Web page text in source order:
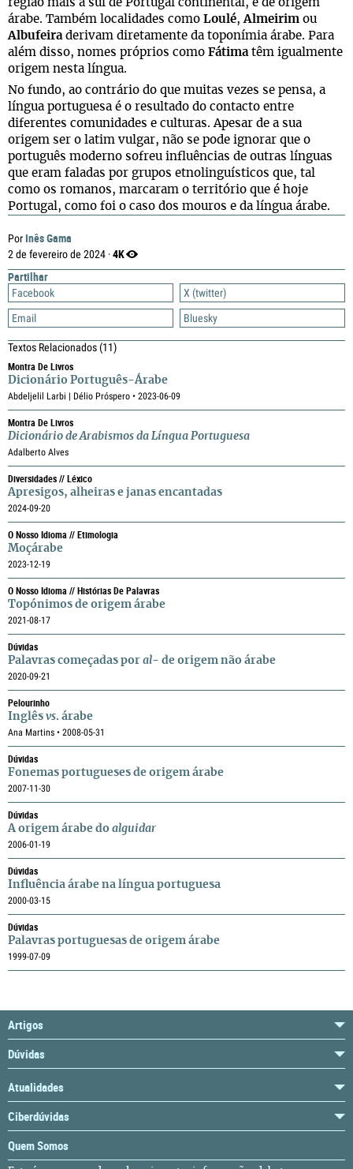
Por Inês Gama
2 de fevereiro de 2024 ·4K
Partilhar
Facebook
X (twitter)
Email
Bluesky
Textos Relacionados(11)
Montra De Livros
Dicionário Português-Árabe
Abdeljelil Larbi | Délio Próspero • 2023-06-09
Montra De Livros
Dicionário de Arabismos da Língua Portuguesa
Adalberto Alves
Diversidades // Léxico
Apresigos, alheiras e janas encantadas
2024-09-20
O Nosso Idioma // Etimologia
Moçárabe
2023-12-19
O Nosso Idioma // Histórias De Palavras
Topónimos de origem árabe
2021-08-17
Dúvidas
Palavras começadas por al- de origem não árabe
2020-09-21
Pelourinho
Inglês vs. árabe
Ana Martins • 2008-05-31
Dúvidas
Fonemas portugueses de origem árabe
2007-11-30
Dúvidas
A origem árabe do alguidar
2006-01-19
Dúvidas
Influência árabe na língua portuguesa
2000-03-15
Dúvidas
Palavras portuguesas de origem árabe
1999-07-09
região mais a sul de Portugal continental, é de origem
árabe. Também localidades como Loulé,Almeirim ou
Albufeiraderivam diretamente da toponímia árabe. Para
além disso, nomes próprios como Fátimatêm igualmente
origem nesta língua.
No fundo, ao contrário do que muitas vezes se pensa, a
língua portuguesa é o resultado do contacto entre
diferentes comunidades e culturas. Apesar de a sua
origem ser o latim vulgar, não se pode ignorar que o
português moderno sofreu influências de outras línguas
que eram faladas por grupos etnolinguísticos que, tal
como os romanos, marcaram o território que é hoje
Portugal, como foi o caso dos mouros e da língua árabe.
Artigos
Dúvidas
Atualidades
Ciberdúvidas
Quem Somos